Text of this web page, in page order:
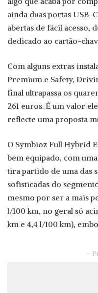
ainda duas portas USB-
abertas de fácil acesso,
dedicado ao cartão-
Com alguns extras
Premium e Safety,
final ultrapassa os
261 euros. É um valor
reflecte uma proposta
O Symbioz Full Hybrid
bem equipado, com
tira partido de uma das
sofisticadas do
mesmo por ser a mais
l/100 km, no geral só
km e 4,4 l/100 km),
–